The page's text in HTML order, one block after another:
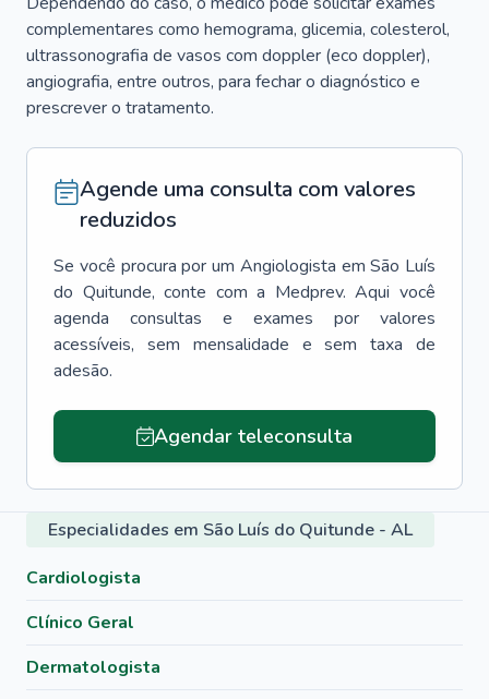
complementares como hemograma, glicemia, colesterol,
ultrassonografia de vasos com doppler (eco doppler),
angiografia, entre outros, para fechar o diagnóstico e
prescrever o tratamento.
Agende uma consulta com valores
reduzidos
Se você procura por um Angiologista em São Luís
do Quitunde, conte com a Medprev. Aqui você
agenda consultas e exames por valores
acessíveis, sem mensalidade e sem taxa de
adesão.
Agendar teleconsulta
Especialidades em São Luís do Quitunde - AL
Cardiologista
Clínico Geral
Dermatologista